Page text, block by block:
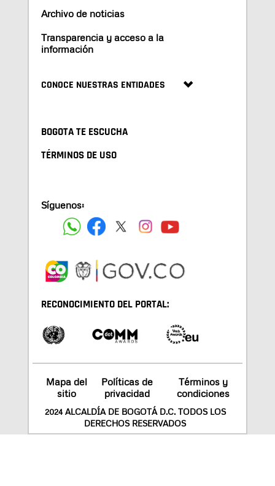
Archivo de noticias
Transparencia y acceso a la
información
CONOCE NUESTRAS ENTIDADES
BOGOTA TE ESCUCHA
TÉRMINOS DE USO
Síguenos:
RECONOCIMIENTO DEL PORTAL:
Mapa del
sitio
Políticas de
privacidad
Términos y
condiciones
2024 ALCALDÍA DE BOGOTÁ D.C. TODOS LOS
DERECHOS RESERVADOS